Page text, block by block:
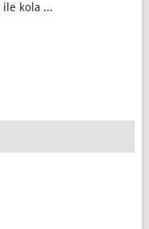
ile kola ...